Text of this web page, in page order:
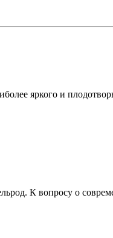
яркого и
К вопросу о